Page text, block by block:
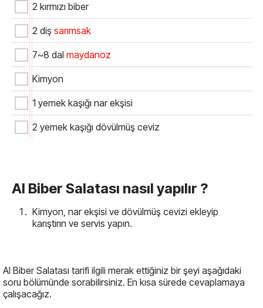
2 kırmızı biber
2 diş sarımsak
7~8 dal maydanoz
Kimyon
1 yemek kaşığı nar ekşisi
2 yemek kaşığı dövülmüş ceviz
Al Biber Salatası nasıl yapılır ?
Kimyon, nar ekşisi ve dövülmüş cevizi ekleyip
karıştırın ve servis yapın.
Al Biber Salatası tarifi ilgili merak ettiğiniz bir şeyi aşağıdaki
soru bölümünde sorabilirsiniz. En kısa sürede cevaplamaya
çalışacağız.